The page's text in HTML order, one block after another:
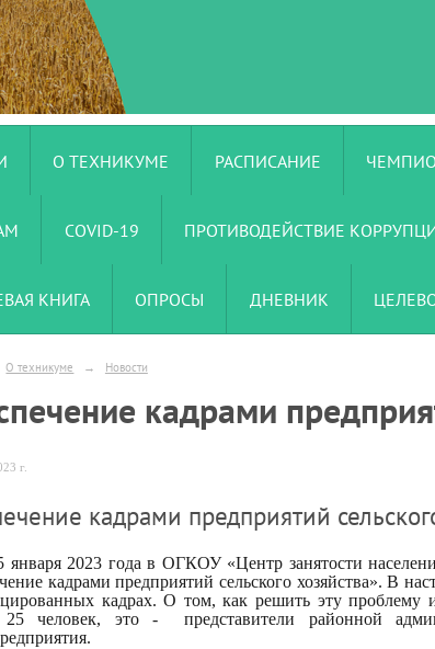
О ТЕХНИКУМЕ РАСПИСАНИЕ
COVID-19 ПРОТИВОДЕЙСТВИЕ
КНИГА ОПРОСЫ ДНЕВНИК
О техникуме → Новости
кадрами
г.
кадрами предприятий
января 2023 года в ОГКОУ «Центр занятости
кадрами предприятий сельского хозяйства». В
кадрах. О том, как решить эту проблему
25 человек, это -
представители районной